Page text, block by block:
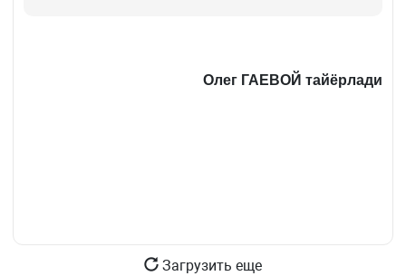
Олег ГАЕВОЙ тайёрлади
Загрузить еще